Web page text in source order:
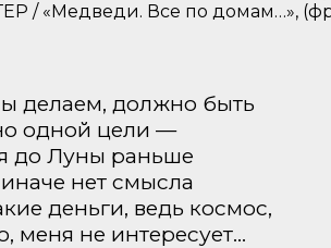
/ «Медведи. Все по домам…»,
делаем, должно быть
одной цели —
до Луны раньше
нет смысла
деньги, ведь космос,
меня не интересует…